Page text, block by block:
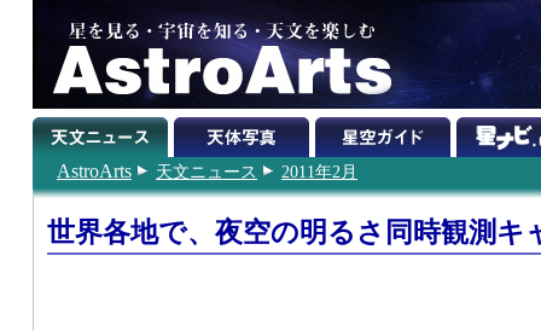
AstroArts 天文ニュース 2011年2月
世界各地で、夜空の明るさ同時観測キ